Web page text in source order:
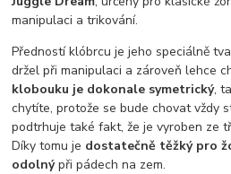
manipulaci a trikování.
Předností klóbrcu je jeho speciálně
držel při manipulaci a zároveň lehce
klobouku je dokonale symetrický,
chytíte, protože se bude chovat vždy
podtrhuje také fakt, že je vyroben ze
Díky tomu je dostatečně těžký pro
odolnýpři pádech na zem.